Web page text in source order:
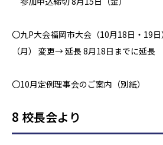
〇九P大会福岡市大会（10月18日・19
（月） 変更→ 延長 8月18日までに延長
〇10月定例理事会のご案内（別紙）
8 校長会より